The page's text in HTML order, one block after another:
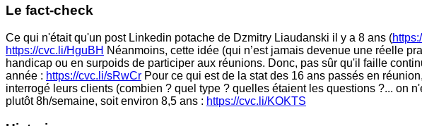
Le fact-check
Ce qui n'était qu'un post Linkedin potache de Dzmitry Liaudanski il y a 8 ans (
https://cvc.li/HguBH Néanmoins, cette idée (qui n’est jamais devenue une réelle
handicap ou en surpoids de participer aux réunions. Donc, pas sûr qu'il faille
année : https://cvc.li/sRwCr Pour ce qui est de la stat des 16 ans passés en
interrogé leurs clients (combien ? quel type ? quelles étaient les questions ?... on
plutôt 8h/semaine, soit environ 8,5 ans : https://cvc.li/KOKTS